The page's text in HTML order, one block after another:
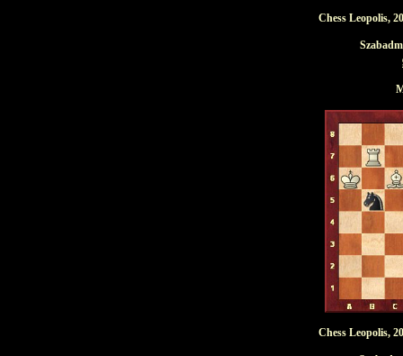
Chess Leopolis,
Chess Leopolis,